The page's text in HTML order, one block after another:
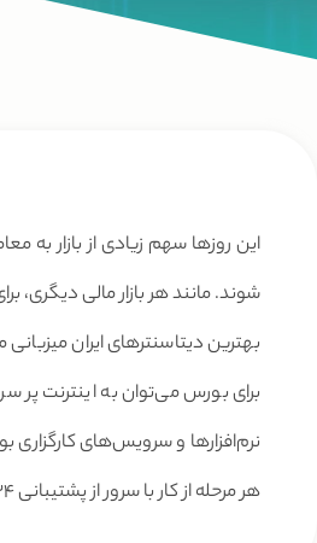
این روزها سهم زیادی از بازار به
شوند. مانند هر بازار مالی دیگری،
بهترین دیتاسنترهای ایران
برای بورس می‌توان به اینترنت پر
نرم‌افزارها و سرویس‌های
هر مرحله از کار با سرور از پشتیبانی ۲۴ ساعته برخوردار خواهید شد.